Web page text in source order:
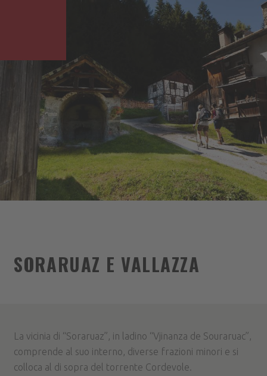
SORARUAZ E VALLAZZA
La vicinia di “Soraruaz”, in ladino “Vjinanza de Souraruac”,
comprende al suo interno, diverse frazioni minori e si
colloca al di sopra del torrente Cordevole.